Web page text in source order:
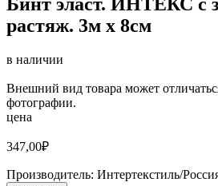
растяж. 3м х 8см
в наличии
Внешний вид товара может
фотографии.
цена
347,00₽
Производитель: Интертекстиль/